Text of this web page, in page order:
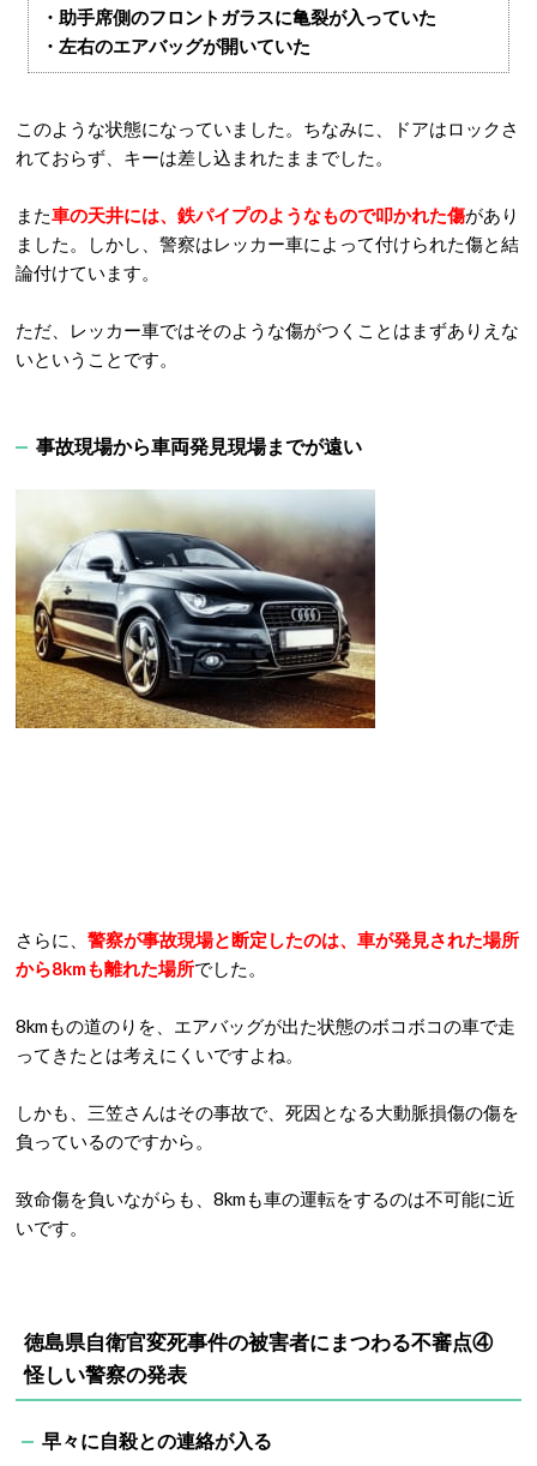
・助手席側のフロントガラスに亀裂が入っていた
・左右のエアバッグが開いていた
このような状態になっていました。ちなみに、ドアはロックさ
れておらず、キーは差し込まれたままでした。
また車の天井には、鉄パイプのようなもので叩かれた傷があり
ました。しかし、警察はレッカー車によって付けられた傷と結
論付けています。
ただ、レッカー車ではそのような傷がつくことはまずありえな
いということです。
事故現場から車両発見現場までが遠い
さらに、 警察が事故現場と断定したのは、車が発見された場所
から8kmも離れた場所でした。
8kmもの道のりを、エアバッグが出た状態のボコボコの車で走
ってきたとは考えにくいですよね。
しかも、三笠さんはその事故で、死因となる大動脈損傷の傷を
負っているのですから。
致命傷を負いながらも、8kmも車の運転をするのは不可能に近
いです。
徳島県自衛官変死事件の被害者にまつわる不審点④
怪しい警察の発表
早々に自殺との連絡が入る